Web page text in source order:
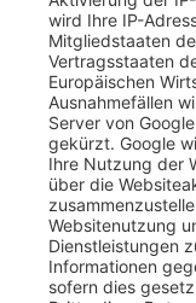
wird Ihre IP-
Mitgliedstaaten
Vertragsstaaten
Europäischen
Ausnahmefällen
Server von
gekürzt. Google
Ihre Nutzung der
über die
Websitenutzung
Dienstleistungen
Informationen
sofern dies